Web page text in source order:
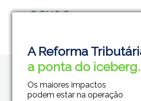
A Reforma
a ponta do iceberg.
Os maiores impactos
podem estar na operação
Grupo Módulos
Sistemas Contábeis e Empresariais
Posts
Autoridade